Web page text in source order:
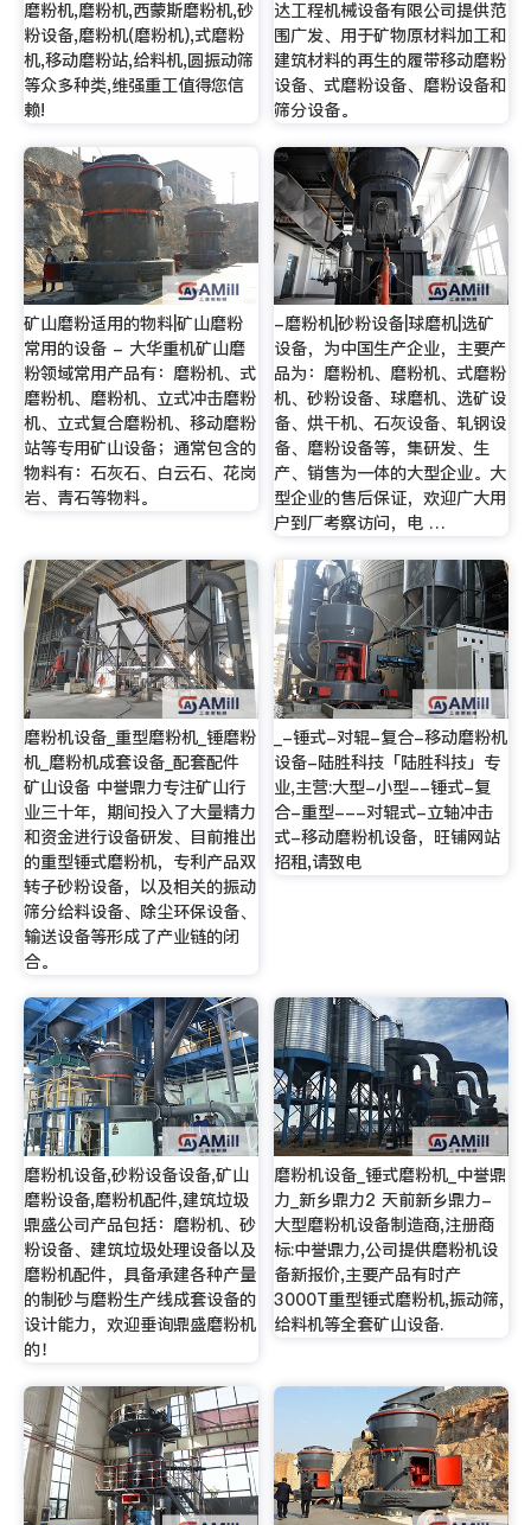
磨粉机,磨粉机,西蒙斯磨粉机,砂
粉设备,磨粉机(磨粉机),式磨粉
机,移动磨粉站,给料机,圆振动筛
等众多种类,维强重工值得您信
赖!
达工程机械设备有限公司提供范
围广发、用于矿物原材料加工和
建筑材料的再生的履带移动磨粉
设备、式磨粉设备、磨粉设备和
筛分设备。
矿山磨粉适用的物料|矿山磨粉
常用的设备 - 大华重机矿山磨
粉领域常用产品有：磨粉机、式
磨粉机、磨粉机、立式冲击磨粉
机、立式复合磨粉机、移动磨粉
站等专用矿山设备；通常包含的
物料有：石灰石、白云石、花岗
岩、青石等物料。
-磨粉机|砂粉设备|球磨机|选矿
设备，为中国生产企业，主要产
品为：磨粉机、磨粉机、式磨粉
机、砂粉设备、球磨机、选矿设
备、烘干机、石灰设备、轧钢设
备、磨粉设备等，集研发、生
产、销售为一体的大型企业。大
型企业的售后保证，欢迎广大用
户到厂考察访问，电 …
磨粉机设备_重型磨粉机_锤磨粉
机_磨粉机成套设备_配套配件
矿山设备 中誉鼎力专注矿山行
业三十年，期间投入了大量精力
和资金进行设备研发、目前推出
的重型锤式磨粉机，专利产品双
转子砂粉设备，以及相关的振动
筛分给料设备、除尘环保设备、
输送设备等形成了产业链的闭
合。
_-锤式-对辊-复合-移动磨粉机
设备-陆胜科技「陆胜科技」专
业,主营:大型-小型--锤式-复
合-重型---对辊式-立轴冲击
式-移动磨粉机设备，旺铺网站
招租,请致电
磨粉机设备,砂粉设备设备,矿山
磨粉设备,磨粉机配件,建筑垃圾
鼎盛公司产品包括：磨粉机、砂
粉设备、建筑垃圾处理设备以及
磨粉机配件，具备承建各种产量
的制砂与磨粉生产线成套设备的
设计能力，欢迎垂询鼎盛磨粉机
的！
磨粉机设备_锤式磨粉机_中誉鼎
力_新乡鼎力2 天前新乡鼎力-
大型磨粉机设备制造商,注册商
标:中誉鼎力,公司提供磨粉机设
备新报价,主要产品有时产
3000T重型锤式磨粉机,振动筛,
给料机等全套矿山设备.